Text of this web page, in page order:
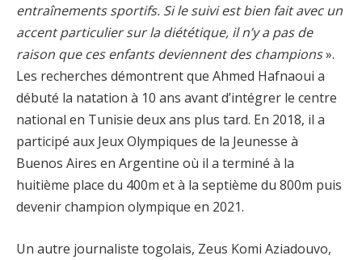
entraînements sportifs. Si le suivi est bien fait avec un
accent particulier sur la diététique, il n’y a pas de
raison que ces enfants deviennent des champions».
Les recherches démontrent que Ahmed Hafnaoui a
débuté la natation à 10 ans avant d’intégrer le centre
national en Tunisie deux ans plus tard. En 2018, il a
participé aux Jeux Olympiques de la Jeunesse à
Buenos Aires en Argentine où il a terminé à la
huitième place du 400m et à la septième du 800m puis
devenir champion olympique en 2021.
Un autre journaliste togolais, Zeus Komi Aziadouvo,